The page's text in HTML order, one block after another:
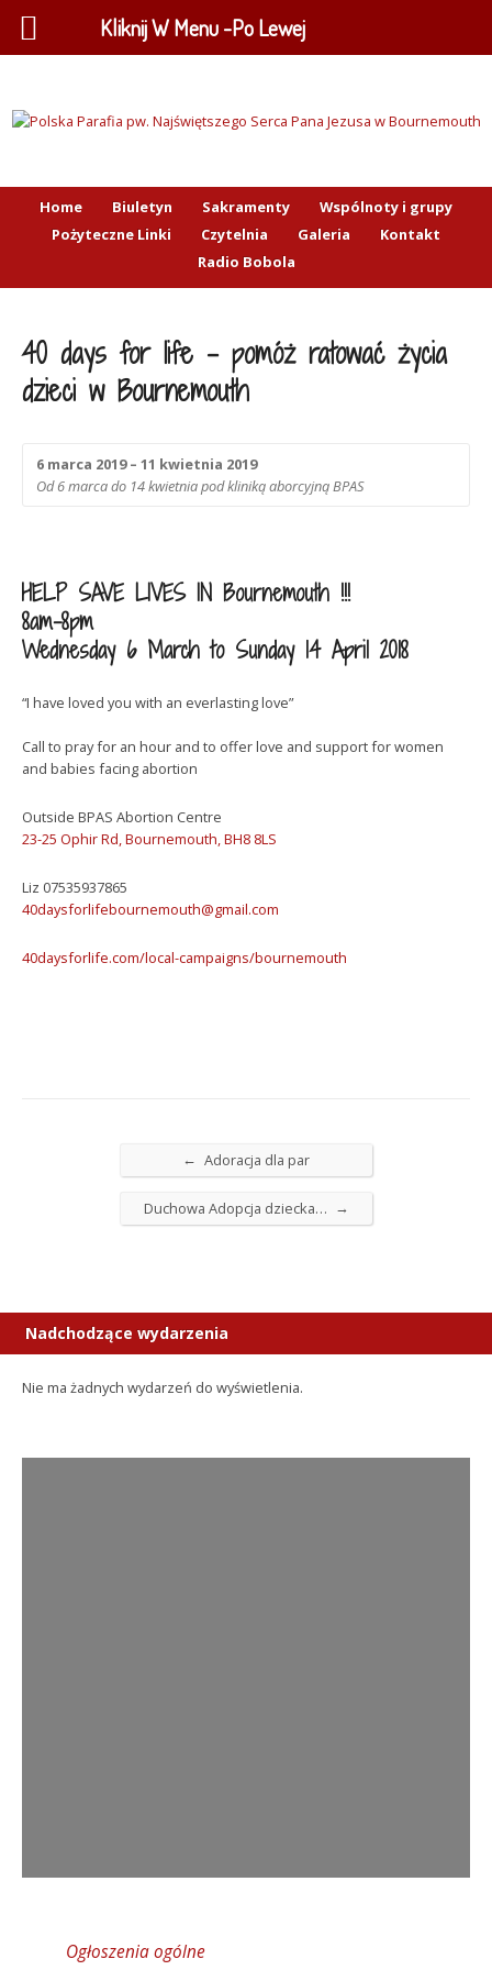
Home Biuletyn Sakramenty
Wspólnoty i grupy
Pożyteczne Linki
Czytelnia Galeria
Kontakt
Radio Bobola
40 days for life – pomóż ratować życia
dzieci w Bournemouth
6 marca 2019 – 11 kwietnia 2019
Od 6 marca do 14 kwietnia pod kliniką aborcyjną BPAS
HELP SAVE LIVES IN Bournemouth !!!
8am-8pm
Wednesday 6 March to Sunday 14 April 2018
“I have loved you with an everlasting love”
Call to pray for an hour and to offer love and support for women
and babies facing abortion
Outside BPAS Abortion Centre
23-25 Ophir Rd, Bournemouth, BH8 8LS
Liz 07535937865
40daysforlifebournemouth@gmail.com
40daysforlife.com/local-campaigns/bournemouth
← Adoracja dla par
Duchowa Adopcja dziecka… →
Nadchodzące wydarzenia
Nie ma żadnych wydarzeń do wyświetlenia.
Ogłoszenia ogólne
Kliknij W Menu -Po Lewej